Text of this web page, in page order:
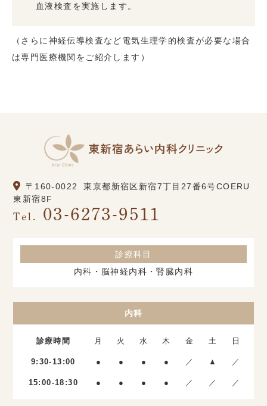
血液検査を実施します。
（さらに神経伝導検査など電気生理学的検査が必要な場合
は専門医療機関をご紹介します）
〒160-0022
東京都新宿区新宿7丁目27番6号COERU
東新宿8F
Tel. 03-6273-9511
診療科目
内科・脳神経内科・腎臓内科
内科
診療時間 月 火 水 木 金 土 日
9:30-13:00 ● ● ● ● ／ ▲ ／
15:00-18:30 ● ● ● ● ／ ／ ／